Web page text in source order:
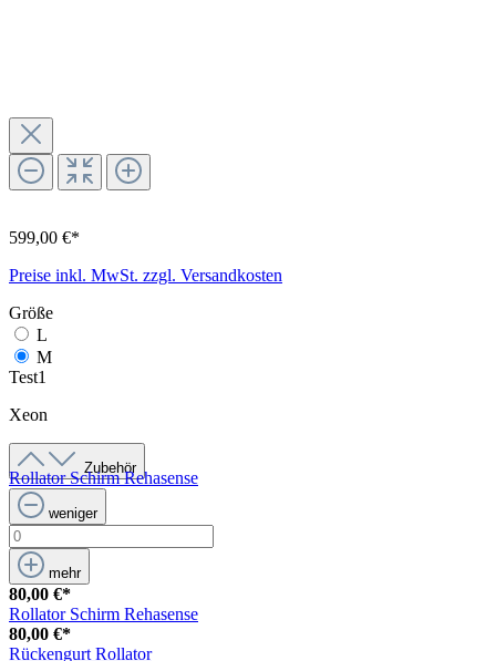
599,00 €*
Preise inkl. MwSt. zzgl. Versandkosten
Größe
L
M
Test1
Xeon
Zubehör
Rollator Schirm Rehasense
weniger
mehr
80,00 €*
Rollator Schirm Rehasense
80,00 €*
Rückengurt Rollator